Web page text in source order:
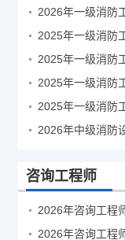
2025年一级消防
2026年中级消防
咨询工程师
2026年咨询工程